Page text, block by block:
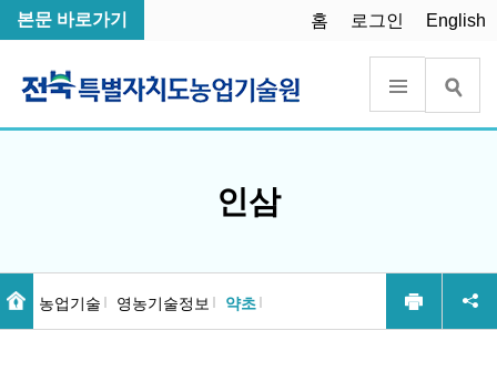
본문 바로가기 홈 로그인 English
인삼
농업기술 영농기술정보 약초